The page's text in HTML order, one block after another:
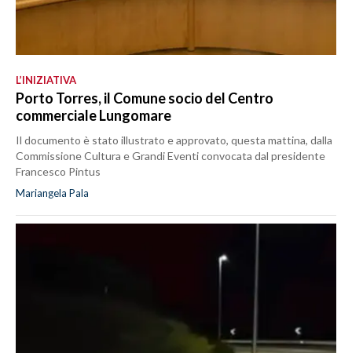
L’INIZIATIVA
Porto Torres, il Comune socio del Centro
commerciale Lungomare
Il documento è stato illustrato e approvato, questa mattina, dalla
Commissione Cultura e Grandi Eventi convocata dal presidente
Francesco Pintus
Mariangela Pala